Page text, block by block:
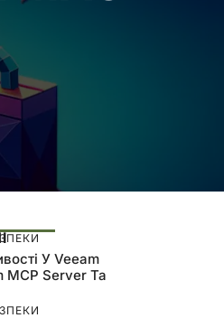
У Veeam
MCP Server Та